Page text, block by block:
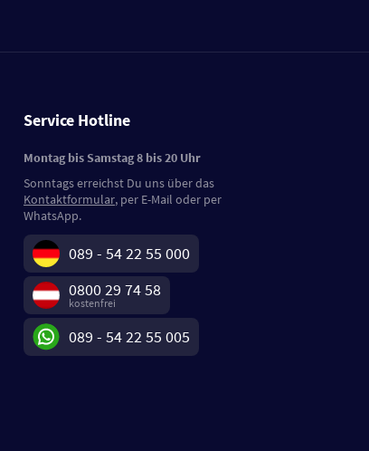
Service Hotline
Montag bis Samstag 8 bis 20 Uhr
Sonntags erreichst Du uns über das
Kontaktformular, per E-Mail oder per
WhatsApp.
089 - 54 22 55 000
0800 29 74 58
kostenfrei
089 - 54 22 55 005